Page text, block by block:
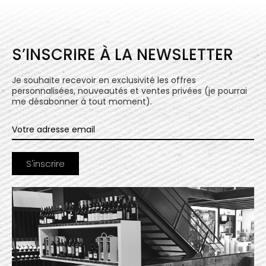
S’INSCRIRE À LA NEWSLETTER
Je souhaite recevoir en exclusivité les offres
personnalisées, nouveautés et ventes privées (je pourrai
me désabonner à tout moment).